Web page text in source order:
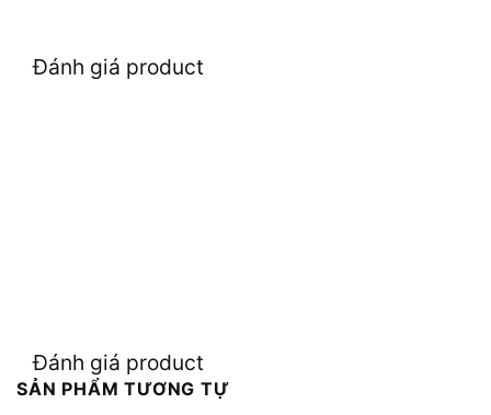
Đánh giá product
Đánh giá product
SẢN PHẨM TƯƠNG TỰ